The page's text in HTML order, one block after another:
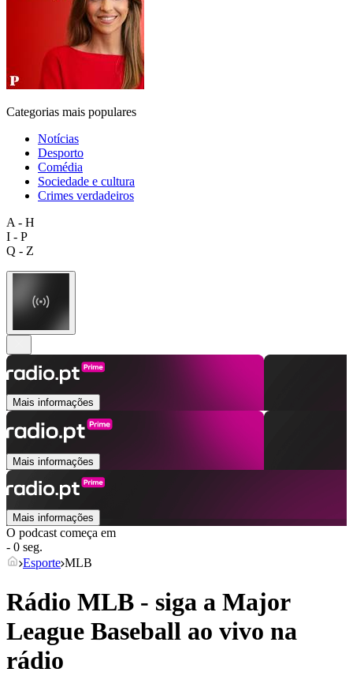
Categorias mais populares
Notícias
Desporto
Comédia
Sociedade e cultura
Crimes verdadeiros
A - H
I - P
Q - Z
Mais informações
Mais informações
Mais informações
O podcast começa em
- 0 seg.
Esporte MLB
Rádio MLB - siga a Major
League Baseball ao vivo na
rádio